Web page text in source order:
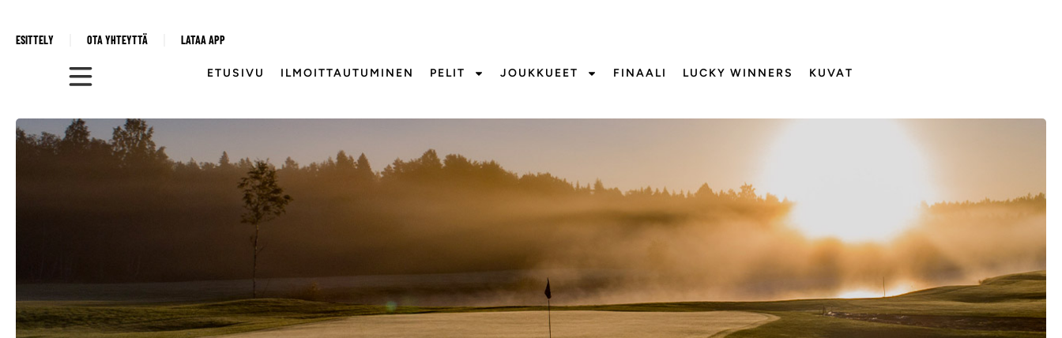
ESITTELY OTA YHTEYTTÄ LATAA APP
ETUSIVU ILMOITTAUTUMINEN PELIT JOUKKUEET FINAALI LUCKY WINNERS KUVAT